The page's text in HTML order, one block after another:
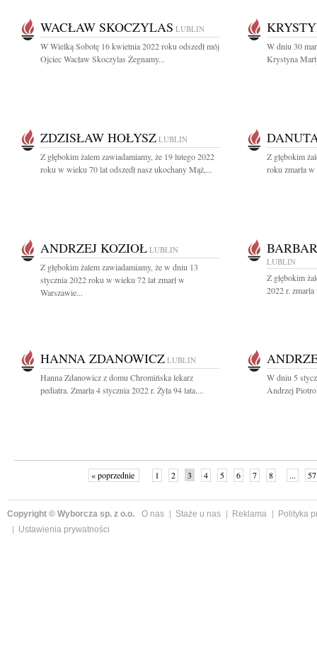
WACŁAW SKOCZYLAS LUBLIN
W Wielką Sobotę 16 kwietnia 2022 roku odszedł mój
Ojciec Wacław Skoczylas Żegnamy...
W dniu 30
Krystyna
ZDZISŁAW HOŁYSZ LUBLIN
Z głębokim żalem zawiadamiamy, że 19 lutego 2022
roku w wieku 70 lat odszedł nasz ukochany Mąż,...
Z głębokim
roku zmarła
ANDRZEJ KOZIOŁ LUBLIN
Z głębokim żalem zawiadamiamy, że w dniu 13
stycznia 2022 roku w wieku 72 lat zmarł w
Warszawie...
LUBLIN
Z głębokim
2022 r.
HANNA ZDANOWICZ LUBLIN
Hanna Zdanowicz z domu Chromińska lekarz
pediatra. Zmarła 4 stycznia 2022 r. Żyła 94 lata....
W dniu 5
Andrzej
« poprzednie 1 2 3 4 5 6 7 8 ... 57
Copyright © Wyborcza sp. z o.o. O nas Staże u nas Reklama
Polityka
Ustawienia prywatności